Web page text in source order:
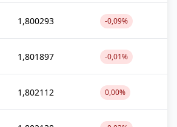
1,800293 -0,09%
1,801897 -0,01%
1,802112 0,00%